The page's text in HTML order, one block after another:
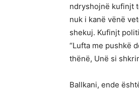
ndryshojnë kufinjt
nuk i kanë vënë
shekuj. Kufinjt
“Lufta me pushkë
thënë, Unë si
Ballkani, ende